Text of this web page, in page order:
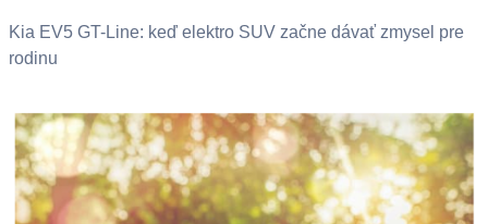
Kia EV5 GT-Line: keď elektro SUV začne dávať zmysel pre
rodinu